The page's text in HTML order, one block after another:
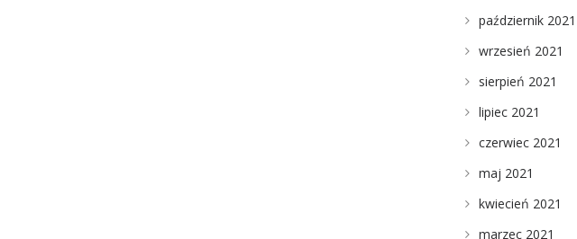
październik 2021
wrzesień 2021
sierpień 2021
lipiec 2021
czerwiec 2021
maj 2021
kwiecień 2021
marzec 2021